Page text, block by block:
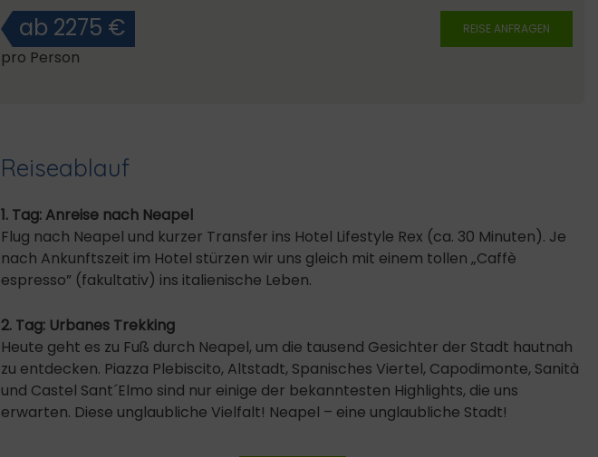
REISE ANFRAGEN
ab 2275 €
pro Person
Reiseablauf
1. Tag: Anreise nach Neapel
Flug nach Neapel und kurzer Transfer ins Hotel Lifestyle Rex (ca. 30 Minuten). Je
nach Ankunftszeit im Hotel stürzen wir uns gleich mit einem tollen „Caffè
espresso” (fakultativ) ins italienische Leben.
2. Tag: Urbanes Trekking
Heute geht es zu Fuß durch Neapel, um die tausend Gesichter der Stadt hautnah
zu entdecken. Piazza Plebiscito, Altstadt, Spanisches Viertel, Capodimonte, Sanità
und Castel Sant´Elmo sind nur einige der bekanntesten Highlights, die uns
erwarten. Diese unglaubliche Vielfalt! Neapel – eine unglaubliche Stadt!